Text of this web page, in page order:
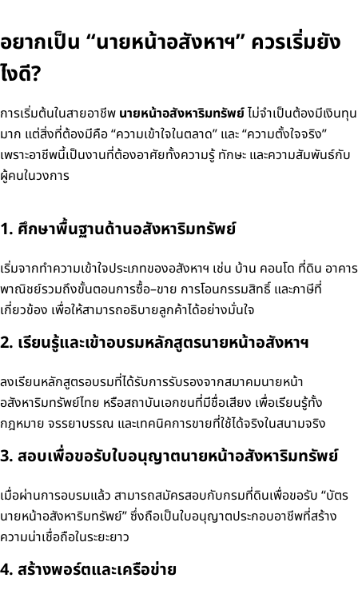
อยากเป็น “นายหน้าอสังหาฯ” ควรเริ่มยัง
ไงดี?
การเริ่มต้นในสายอาชีพ นายหน้าอสังหาริมทรัพย์ไม่จำเป็นต้องมีเงินทุน
มาก แต่สิ่งที่ต้องมีคือ “ความเข้าใจในตลาด” และ “ความตั้งใจจริง”
เพราะอาชีพนี้เป็นงานที่ต้องอาศัยทั้งความรู้ ทักษะ และความสัมพันธ์กับ
ผู้คนในวงการ
1. ศึกษาพื้นฐานด้านอสังหาริมทรัพย์
เริ่มจากทำความเข้าใจประเภทของอสังหาฯ เช่น บ้าน คอนโด ที่ดิน อาคาร
พาณิชย์รวมถึงขั้นตอนการซื้อ–ขาย การโอนกรรมสิทธิ์ และภาษีที่
เกี่ยวข้อง เพื่อให้สามารถอธิบายลูกค้าได้อย่างมั่นใจ
2. เรียนรู้และเข้าอบรมหลักสูตรนายหน้าอสังหาฯ
ลงเรียนหลักสูตรอบรมที่ได้รับการรับรองจากสมาคมนายหน้า
อสังหาริมทรัพย์ไทย หรือสถาบันเอกชนที่มีชื่อเสียง เพื่อเรียนรู้ทั้ง
กฎหมาย จรรยาบรรณ และเทคนิคการขายที่ใช้ได้จริงในสนามจริง
3. สอบเพื่อขอรับใบอนุญาตนายหน้าอสังหาริมทรัพย์
เมื่อผ่านการอบรมแล้ว สามารถสมัครสอบกับกรมที่ดินเพื่อขอรับ “บัตร
นายหน้าอสังหาริมทรัพย์”ซึ่งถือเป็นใบอนุญาตประกอบอาชีพที่สร้าง
ความน่าเชื่อถือในระยะยาว
4. สร้างพอร์ตและเครือข่าย